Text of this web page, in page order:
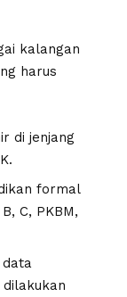
kalangan
harus
di jenjang
formal
C, PKBM,